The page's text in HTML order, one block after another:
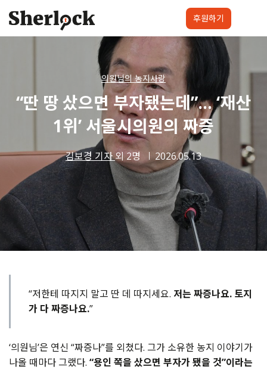
content
프로젝트 셜록클럽 후원하기
후원하기
의원님의 농지사랑
“딴 땅 샀으면 부자됐는데”… ‘재산
1위’ 서울시의원의 짜증
김보경 기자외 2명 2026.05.13
“저한테 따지지 말고 딴 데 따지세요. 저는 짜증나요. 토지
가 다 짜증나요.”
‘의원님’은 연신 “짜증나”를 외쳤다. 그가 소유한 농지 이야기가
나올 때마다 그랬다. “용인 쪽을 샀으면 부자가 됐을 것”이라는